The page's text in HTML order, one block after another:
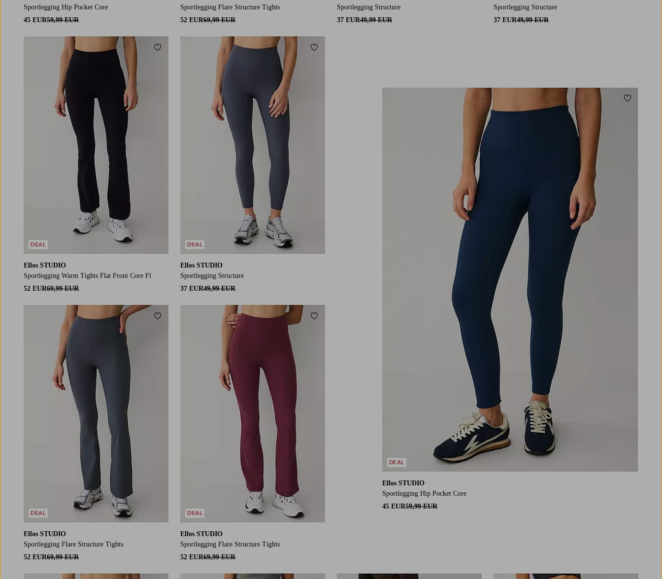
Ellos STUDIO
Sportlegging Hip Pocket Core
45 EUR59,99 EUR
DEAL
Sportlegging Hip Pocket Core
45 EUR59,99 EUR
Sportlegging Flare Structure Tights
52 EUR69,99 EUR
Sportlegging Structure
37 EUR49,99 EUR
Sportlegging Structure
37 EUR49,99 EUR
Ellos STUDIO
Sportlegging Warm Tights Flat Front Core Fl
52 EUR69,99 EUR
DEAL
Toevoegen aan favorieten
Ellos STUDIO
Sportlegging Structure
37 EUR49,99 EUR
DEAL
Toevoegen aan favorieten
Ellos STUDIO
Sportlegging Flare Structure Tights
52 EUR69,99 EUR
DEAL
Toevoegen aan favorieten
Ellos STUDIO
Sportlegging Flare Structure Tights
52 EUR69,99 EUR
DEAL
Toevoegen aan favorieten